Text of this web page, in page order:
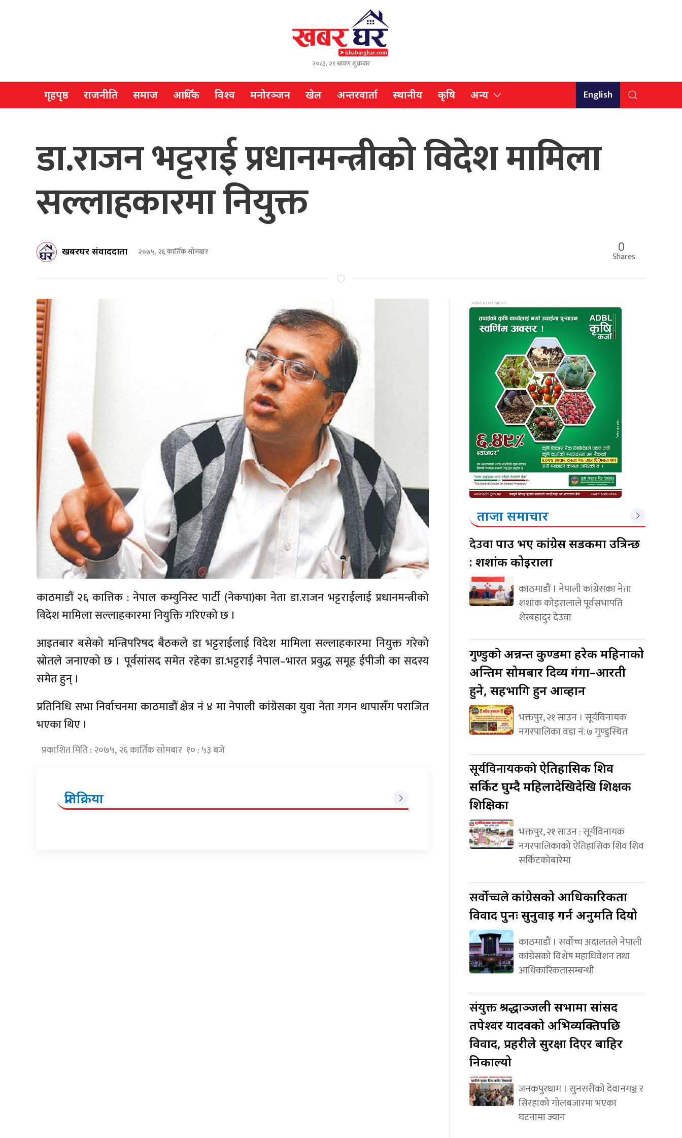
२०८३, २१ श्रावण शुक्रबार
गृहपृष्ठ राजनीति समाज आर्थिक विश्व मनोरञ्जन खेल अन्तरवार्ता स्थानीय कृषि अन्य English
डा.राजन भट्टराई प्रधानमन्त्रीको विदेश मामिला
सल्लाहकारमा नियुक्त
खबरघर संवाददाता २०७५, २६ कार्तिक सोमबार 0
Shares
काठमाडौं २६ कात्तिक : नेपाल कम्युनिस्ट पार्टी (नेकपा)का नेता डा.राजन भट्टराईलाई प्रधानमन्त्रीको
विदेश मामिला सल्लाहकारमा नियुक्ति गरिएको छ ।
आइतबार बसेको मन्त्रिपरिषद बैठकले डा भट्टराईलाई विदेश मामिला सल्लाहकारमा नियुक्त गरेको
स्रोतले जनाएको छ । पूर्वसांसद समेत रहेका डा.भट्टराई नेपाल–भारत प्रवुद्ध समूह ईपीजी का सदस्य
समेत हुन् ।
प्रतिनिधि सभा निर्वाचनमा काठमाडौं क्षेत्र नं ४ मा नेपाली कांग्रेसका युवा नेता गगन थापासँग पराजित
भएका थिए ।
प्रकाशित मिति : २०७५, २६ कार्तिक सोमबार १० : ५३ बजे
प्रतिक्रिया
ताजा समाचार
देउवापक्राउ भए कांग्रेस सडकमा उत्रिन्छ
: शशांक कोइराला
काठमाडौं । नेपाली कांग्रेसका नेता
शशांक कोइरालाले पूर्वसभापति
शेरबहादुर देउवा
गुण्डुकोअन्नन्त कुण्डमा हरेक महिनाको
अन्तिम सोमबार दिव्य गंगा–आरती
हुने, सहभागि हुन आव्हान
भक्तपुर, २१ साउन । सूर्यविनायक
नगरपालिका वडा नं. ७ गुण्डुस्थित
सूर्यविनायककोऐतिहासिक शिव
सर्किट घुम्दै महिलादेखिदेखि शिक्षक
शिक्षिका
भक्तपुर, २१ साउन : सूर्यविनायक
नगरपालिकाको ऐतिहासिक शिव शिव
सर्किटकोबारेमा
सर्वोच्चलेकांग्रेसको आधिकारिकता
विवाद पुनः सुनुवाइ गर्न अनुमति दियो
काठमाडौं । सर्वोच्च अदालतले नेपाली
कांग्रेसको विशेष महाधिवेशन तथा
आधिकारिकतासम्बन्धी
संयुक्तश्रद्धाञ्जली सभामा सांसद
तपेश्वर यादवको अभिव्यक्तिपछि
विवाद, प्रहरीले सुरक्षा दिएर बाहिर
निकाल्यो
जनकपुरधाम । सुनसरीको देवानगञ्ज र
सिरहाको गोलबजारमा भएका
घटनामा ज्यान